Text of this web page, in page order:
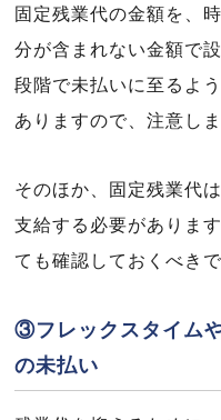
固定残業代の金額を、
分が含まれない金額で
段階で未払いに至るよ
ありますので、注意しま
そのほか、固定残業代
支給する必要がありま
ても確認しておくべきで
③フレックスタイム
の未払い